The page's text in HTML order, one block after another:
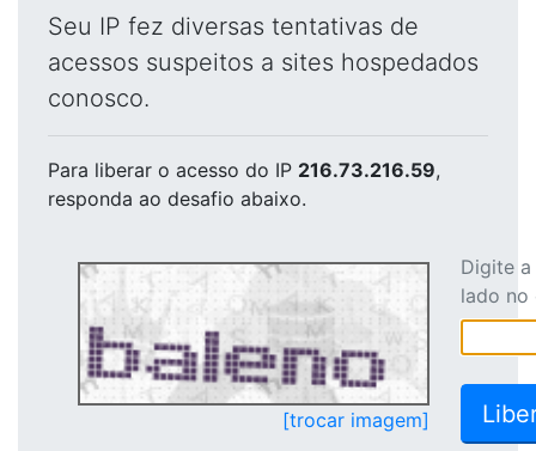
Seu IP fez diversas tentativas de
acessos suspeitos a sites hospedados
conosco.
Para liberar o acesso do IP 216.73.216.59,
responda ao desafio abaixo.
[trocar imagem]
Digite
lado no